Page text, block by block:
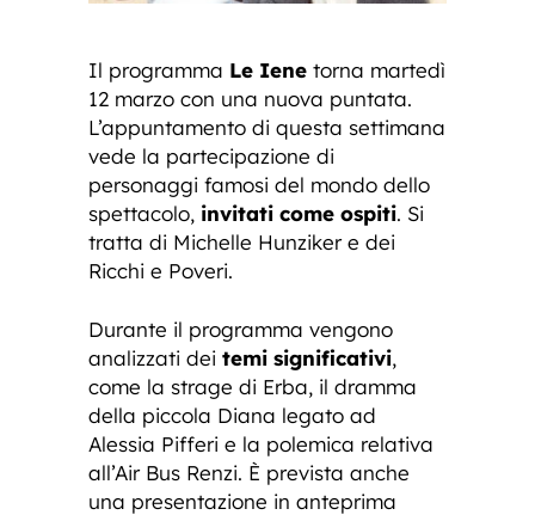
Il programma Le Iene torna martedì
12 marzo con una nuova puntata.
L’appuntamento di questa settimana
vede la partecipazione di
personaggi famosi del mondo dello
spettacolo, invitati come ospiti. Si
tratta di Michelle Hunziker e dei
Ricchi e Poveri.
Durante il programma vengono
analizzati dei temi significativi,
come la strage di Erba, il dramma
della piccola Diana legato ad
Alessia Pifferi e la polemica relativa
all’Air Bus Renzi. È prevista anche
una presentazione in anteprima